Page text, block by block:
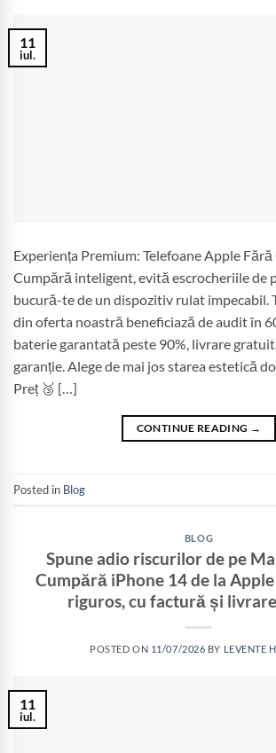
11
iul.
Experiența Premium: Telefoane Apple
Cumpără inteligent, evită escrocheriile de
bucură-te de un dispozitiv rulat impecabil.
din oferta noastră beneficiază de audit în
baterie garantată peste 90%, livrare
garanție. Alege de mai jos starea estetică
Preț 🥉 […]
CONTINUE READING →
Posted in Blog
BLOG
Spune adio riscurilor de pe
Cumpără iPhone 14 de la
riguros, cu factură și
POSTED ON 11/07/2026 BY LEVENTE
11
iul.